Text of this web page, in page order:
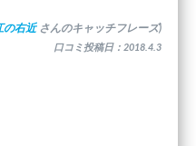
の右近 さんのキャッチフレーズ)
口コミ投稿日：2018.4.3